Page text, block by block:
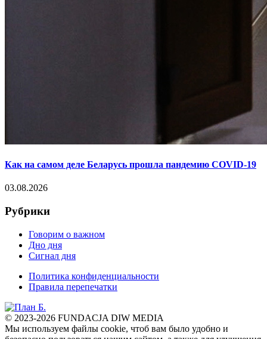
Как на самом деле Беларусь прошла пандемию COVID-19
03.08.2026
Рубрики
Говорим о важном
Дно дня
Сигнал дня
Политика конфиденциальности
Правила перепечатки
© 2023-2026 FUNDACJA DIW MEDIA
Мы используем файлы cookie, чтоб вам было удобно и